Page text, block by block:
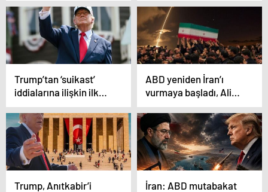
soruya yanıt geldi
Trump’tan ‘suikast’
iddialarına ilişkin ilk
açıklama: İran’a
yönelik gizli talimatını
paylaştı
ABD yeniden İran’ı
vurmaya başladı, Ali
Hamaney için
planlanan cenaze
töreni ertelendi
Trump, Anıtkabir’i
İran: ABD mutabakat